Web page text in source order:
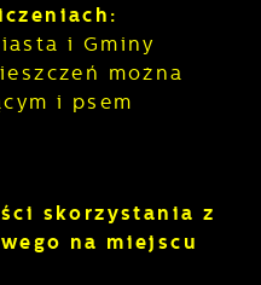
i Gminy
można
i psem
skorzystania z
na miejscu